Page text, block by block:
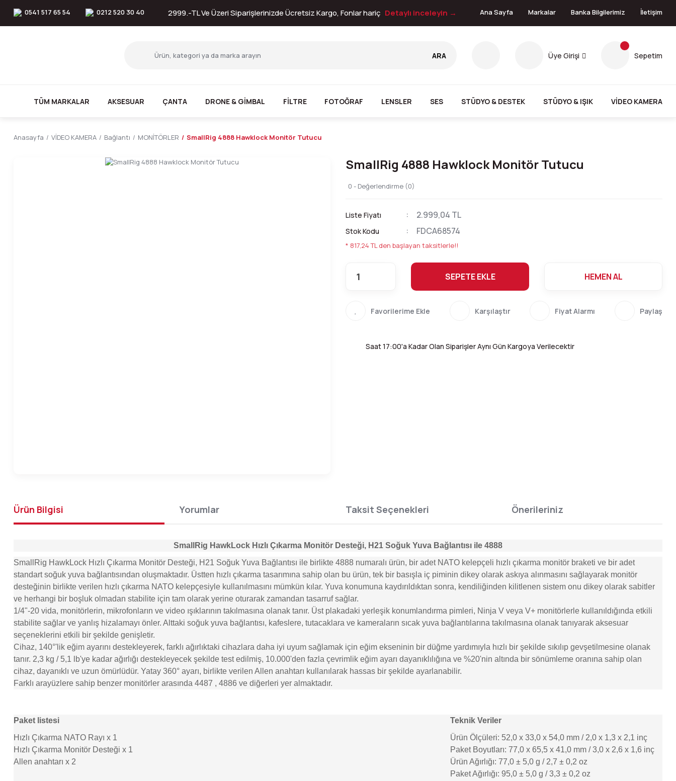
0541 517 65 54 0212 520 30 40 2999.-TL Ve Üzeri Siparişlerinizde Ücretsiz Kargo, Fonlar hariç Detaylı inceleyin → Ana Sayfa Markalar Banka Bilgilerimiz İletişim
ARA Üye Girişi Sepetim
TÜM MARKALAR AKSESUAR ÇANTA DRONE & GİMBAL FİLTRE FOTOĞRAF LENSLER SES STÜDYO & DESTEK STÜDYO & IŞIK VİDEO KAMERA
Anasayfa VİDEO KAMERA Bağlantı MONİTÖRLER SmallRig 4888 Hawklock Monitör Tutucu
SmallRig 4888 Hawklock Monitör Tutucu
0 - Değerlendirme (0)
Liste Fiyatı 2.999,04 TL
Stok Kodu FDCA68574
* 817,24 TL den başlayan taksitlerle!!
SEPETE EKLE HEMEN AL
Karşılaştır Fiyat Alarmı Paylaş
Saat 17:00'a Kadar Olan Siparişler Aynı Gün Kargoya Verilecektir
Ürün Bilgisi Yorumlar Taksit Seçenekleri Önerileriniz
SmallRig HawkLock Hızlı Çıkarma Monitör Desteği, H21 Soğuk Yuva Bağlantısı ile 4888
SmallRig HawkLock Hızlı Çıkarma Monitör Desteği, H21 Soğuk Yuva Bağlantısı ile birlikte 4888 numaralı ürün, bir adet NATO kelepçeli hızlı çıkarma monitör braketi ve bir adet
standart soğuk yuva bağlantısından oluşmaktadır. Üstten hızlı çıkarma tasarımına sahip olan bu ürün, tek bir basışla iç piminin dikey olarak askıya alınmasını sağlayarak monitör
desteğinin birlikte verilen hızlı çıkarma NATO kelepçesiyle kullanılmasını mümkün kılar. Yuva konumuna kaydırıldıktan sonra, kendiliğinden kilitlenen sistem onu ​​dikey olarak sabitler
ve herhangi bir boşluk olmadan stabilite için tam olarak yerine oturarak zamandan tasarruf sağlar.
1/4"-20 vida, monitörlerin, mikrofonların ve video ışıklarının takılmasına olanak tanır. Üst plakadaki yerleşik konumlandırma pimleri, Ninja V veya V+ monitörlerle kullanıldığında etkili
stabilite sağlar ve yanlış hizalamayı önler. Alttaki soğuk yuva bağlantısı, kafeslere, tutacaklara ve kameraların sıcak yuva bağlantılarına takılmasına olanak tanıyarak aksesuar
seçeneklerini etkili bir şekilde genişletir.
Cihaz, 140°'lik eğim ayarını destekleyerek, farklı ağırlıktaki cihazlara daha iyi uyum sağlamak için eğim ekseninin bir düğme yardımıyla hızlı bir şekilde sıkılıp gevşetilmesine olanak
tanır. 2,3 kg / 5,1 lb'ye kadar ağırlığı destekleyecek şekilde test edilmiş, 10.000'den fazla çevrimlik eğim ayarı dayanıklılığına ve %20'nin altında bir sönümleme oranına sahip olan
cihaz, dayanıklı ve uzun ömürlüdür. Yatay 360° ayarı, birlikte verilen Allen anahtarı kullanılarak hassas bir şekilde ayarlanabilir.
Farklı arayüzlere sahip benzer monitörler arasında 4487 , 4886 ve diğerleri yer almaktadır.
Paket listesi
Hızlı Çıkarma NATO Rayı x 1
Hızlı Çıkarma Monitör Desteği x 1
Allen anahtarı x 2
Teknik Veriler
Ürün Ölçüleri: 52,0 x 33,0 x 54,0 mm / 2,0 x 1,3 x 2,1 inç
Paket Boyutları: 77,0 x 65,5 x 41,0 mm / 3,0 x 2,6 x 1,6 inç
Ürün Ağırlığı: 77,0 ± 5,0 g / 2,7 ± 0,2 oz
Paket Ağırlığı: 95,0 ± 5,0 g / 3,3 ± 0,2 oz